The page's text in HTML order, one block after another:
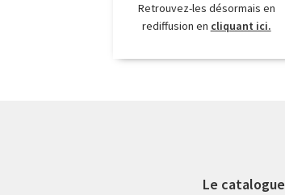
Retrouvez-les désormais en
rediffusion en cliquant ici.
Le catalogue